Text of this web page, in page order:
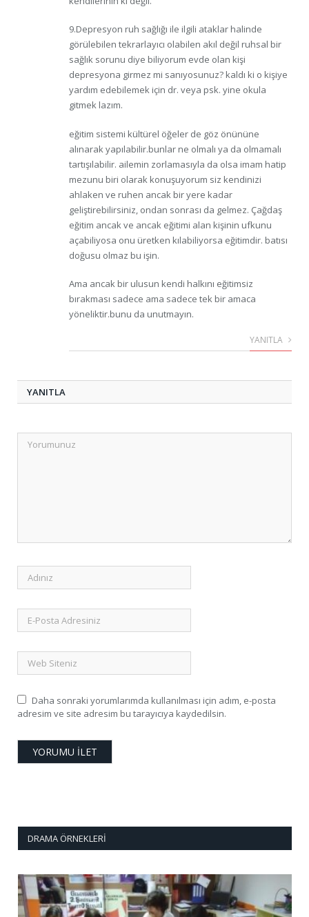
9.Depresyon ruh sağlığı ile ilgili ataklar halinde
görülebilen tekrarlayıcı olabilen akıl değil ruhsal bir
sağlık sorunu diye biliyorum evde olan kişi
depresyona girmez mi sanıyosunuz? kaldı ki o kişiye
yardım edebilemek için dr. veya psk. yine okula
gitmek lazım.
eğitim sistemi kültürel öğeler de göz önününe
alınarak yapılabilir.bunlar ne olmalı ya da olmamalı
tartışılabilir. ailemin zorlamasıyla da olsa imam hatip
mezunu biri olarak konuşuyorum siz kendinizi
ahlaken ve ruhen ancak bir yere kadar
geliştirebilirsiniz, ondan sonrası da gelmez. Çağdaş
eğitim ancak ve ancak eğitimi alan kişinin ufkunu
açabiliyosa onu üretken kılabiliyorsa eğitimdir. batısı
doğusu olmaz bu işin.
Ama ancak bir ulusun kendi halkını eğitimsiz
bırakması sadece ama sadece tek bir amaca
yöneliktir.bunu da unutmayın.
YANITLA
YANITLA
Daha sonraki yorumlarımda kullanılması için adım, e-posta
adresim ve site adresim bu tarayıcıya kaydedilsin.
DRAMA ÖRNEKLERI